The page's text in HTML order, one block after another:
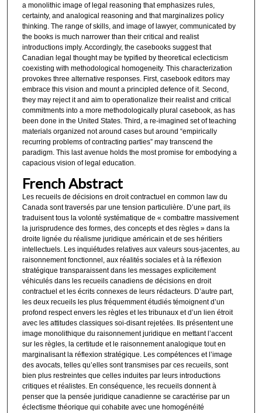
a monolithic image of legal reasoning that emphasizes rules,
certainty, and analogical reasoning and that marginalizes policy
thinking. The range of skills, and image of lawyer, communicated by
the books is much narrower than their critical and realist
introductions imply. Accordingly, the casebooks suggest that
Canadian legal thought may be typified by theoretical eclecticism
coexisting with methodological homogeneity. This characterization
provokes three alternative responses. First, casebook editors may
embrace this vision and mount a principled defence of it. Second,
they may reject it and aim to operationalize their realist and critical
commitments into a more methodologically plural casebook, as has
been done in the United States. Third, a re-imagined set of teaching
materials organized not around cases but around “empirically
recurring problems of contracting parties” may transcend the
paradigm. This last avenue holds the most promise for embodying a
capacious vision of legal education.
French Abstract
Les recueils de décisions en droit contractuel en common law du
Canada sont traversés par une tension particulière. D’une part, ils
traduisent tous la volonté systématique de « combattre massivement
la jurisprudence des formes, des concepts et des règles » dans la
droite lignée du réalisme juridique américain et de ses héritiers
intellectuels. Les inquiétudes relatives aux valeurs sous-jacentes, au
raisonnement fonctionnel, aux réalités sociales et à la réflexion
stratégique transparaissent dans les messages explicitement
véhiculés dans les recueils canadiens de décisions en droit
contractuel et les écrits connexes de leurs rédacteurs. D’autre part,
les deux recueils les plus fréquemment étudiés témoignent d’un
profond respect envers les règles et les tribunaux et d’un lien étroit
avec les attitudes classiques soi-disant rejetées. Ils présentent une
image monolithique du raisonnement juridique en mettant l’accent
sur les règles, la certitude et le raisonnement analogique tout en
marginalisant la réflexion stratégique. Les compétences et l’image
des avocats, telles qu’elles sont transmises par ces recueils, sont
bien plus restreintes que celles induites par leurs introductions
critiques et réalistes. En conséquence, les recueils donnent à
penser que la pensée juridique canadienne se caractérise par un
éclectisme théorique qui cohabite avec une homogénéité